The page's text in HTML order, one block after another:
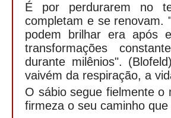
É por perdurarem no
completam e se renovam.
podem brilhar era após
transformações
durante milênios".
vaivém da respiração, a
O sábio segue fielmente o
firmeza o seu caminho